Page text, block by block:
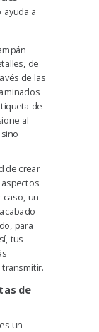
ayuda a
de
de las
de
al
de crear
caso, un
para
tus
transmitir.
de
un